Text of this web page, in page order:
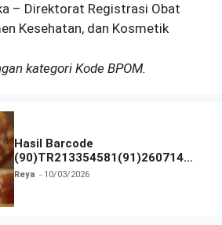
– Direktorat Registrasi Obat
Kesehatan, dan Kosmetik
kategori Kode BPOM.
Hasil Barcode
(90)TR213354581(91)260714
dan Izin BPOM
Reya 10/03/2026